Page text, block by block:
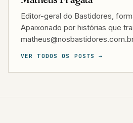
Editor-geral do Bastidores,
Apaixonado por histórias que
VER TODOS OS POSTS →